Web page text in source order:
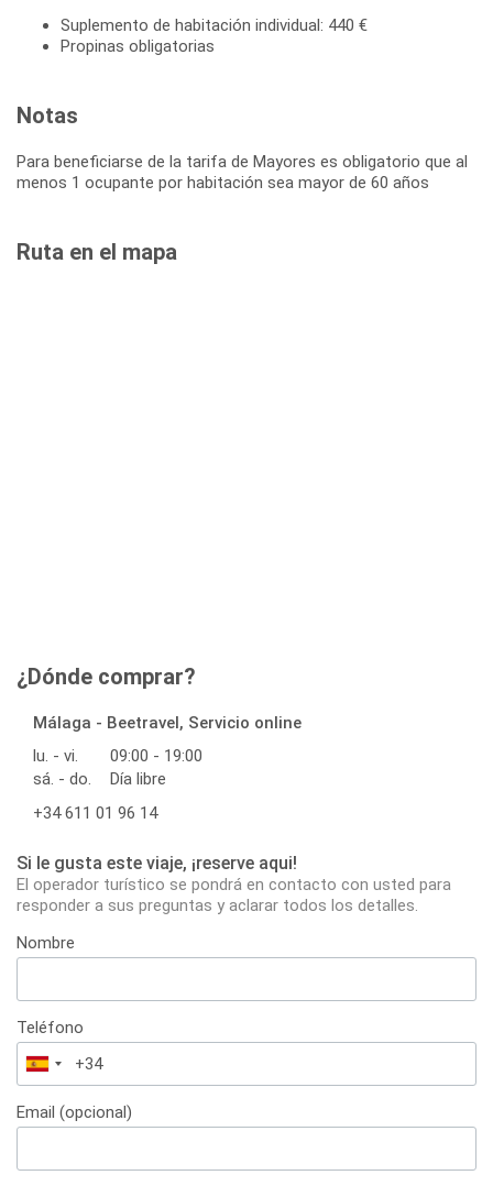
Suplemento de habitación individual: 440 €
Propinas obligatorias
Notas
Para beneficiarse de la tarifa de Mayores es obligatorio que al
menos 1 ocupante por habitación sea mayor de 60 años
Ruta en el mapa
¿Dónde comprar?
Málaga - Beetravel, Servicio online
lu. - vi.
09:00 - 19:00
sá. - do.
Día libre
+34 611 01 96 14
Si le gusta este viaje, ¡reserve aqui!
El operador turístico se pondrá en contacto con usted para
responder a sus preguntas y aclarar todos los detalles.
Nombre
Teléfono
España
+34
Email (opcional)